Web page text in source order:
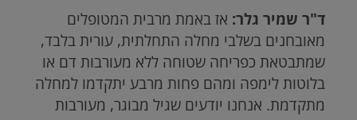
ד"ר שמיר גלר: אז באמת מרבית המטופלים
מאובחנים בשלבי מחלה התחלתית, עורית בלבד,
שמתבטאת כפריחה שטוחה ללא מעורבות דם או
בלוטות לימפה ומהם פחות מרבע יתקדמו למחלה
מתקדמת. אנחנו יודעים שגיל מבוגר, מעורבות